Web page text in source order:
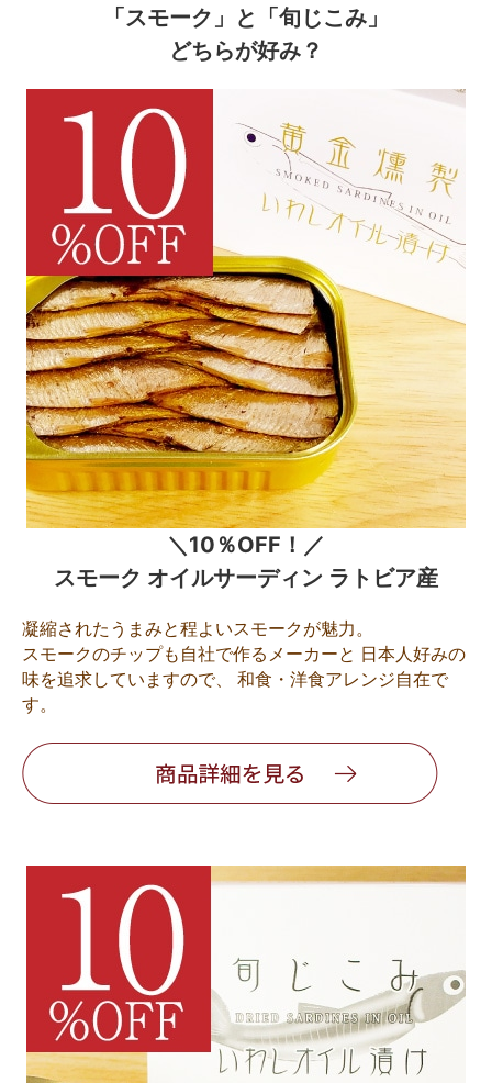
「スモーク」と「旬じこみ」
どちらが好み？
＼10％OFF！／
スモーク オイルサーディン ラトビア産
凝縮されたうまみと程よいスモークが魅力。
スモークのチップも自社で作るメーカーと 日本人好みの
味を追求していますので、 和食・洋食アレンジ自在で
す。